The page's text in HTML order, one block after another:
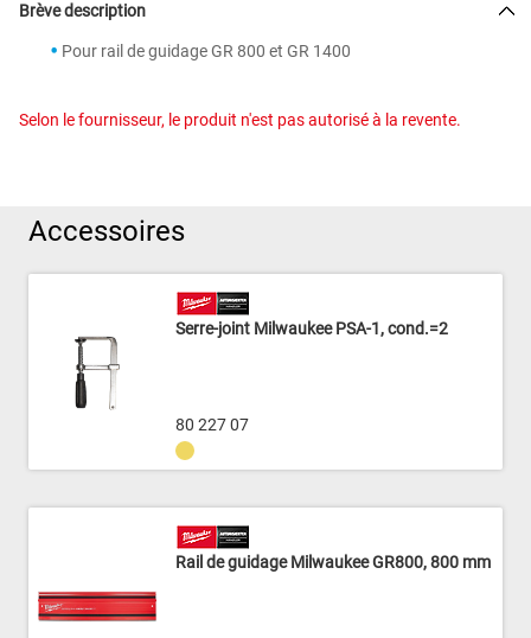
Brève description
Pour rail de guidage GR 800 et GR 1400
Selon le fournisseur, le produit n'est pas autorisé à la revente.
Accessoires
80 227 07
Serre-joint Milwaukee PSA-1, cond.=2
Rail de guidage Milwaukee GR800, 800 mm